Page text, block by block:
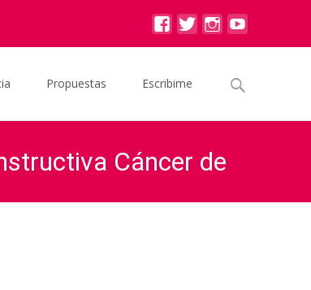
Propuestas Escribime
Buscar
Cáncer de